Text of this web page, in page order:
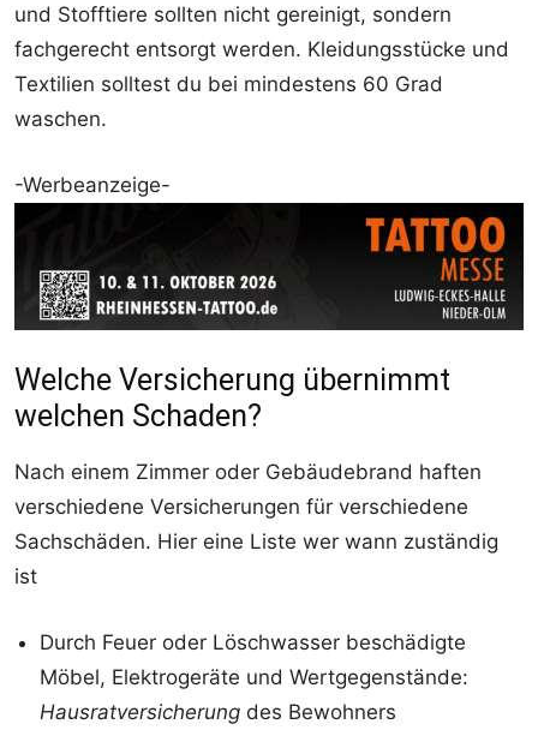
und Stofftiere sollten nicht gereinigt, sondern
fachgerecht entsorgt werden. Kleidungsstücke und
Textilien solltest du bei mindestens 60 Grad
waschen.
-Werbeanzeige-
Welche Versicherung übernimmt
welchen Schaden?
Nach einem Zimmer oder Gebäudebrand haften
verschiedene Versicherungen für verschiedene
Sachschäden. Hier eine Liste wer wann zuständig
ist
Durch Feuer oder Löschwasser beschädigte
Möbel, Elektrogeräte und Wertgegenstände:
Hausratversicherung des Bewohners